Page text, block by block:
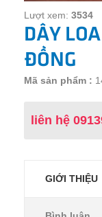
Lượt xem: 3534
DÂY
ĐỒNG
Mã sản phẩm :
liên hệ
GIỚI THIỆU